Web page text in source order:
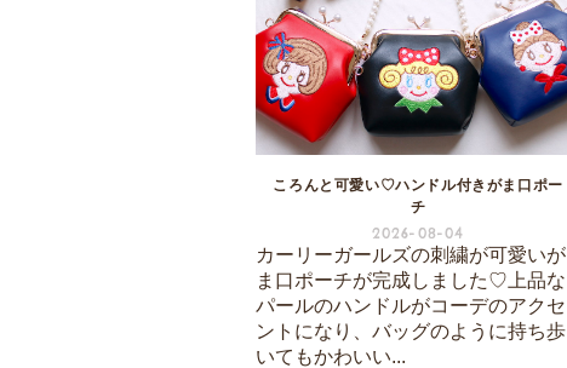
ころんと可愛い♡ハンドル付きがま口ポー
チ
2026-08-04
カーリーガールズの刺繍が可愛いが
ま口ポーチが完成しました♡上品な
パールのハンドルがコーデのアクセ
ントになり、バッグのように持ち歩
いてもかわいい...